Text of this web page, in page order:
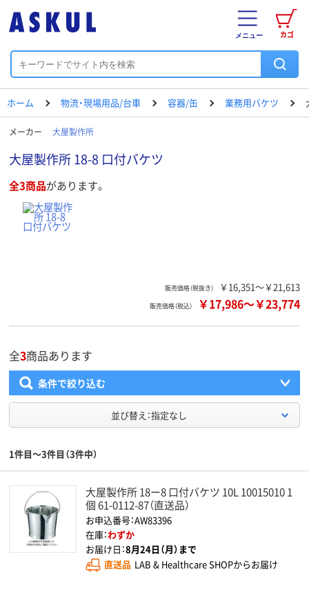
カゴ
メニュー
ホーム 物流・現場用品/台車 容器/缶 業務用バケツ
メーカー 大屋製作所
大屋製作所 18-8 口付バケツ
全3商品があります。
販売価格（税抜き） ￥16,351～￥21,613
販売価格（税込） ￥17,986～￥23,774
全3商品あります
条件で絞り込む
並び替え：指定なし
1件目～3件目（3件中）
大屋製作所 18ー8 口付バケツ 10L 10015010 1
個 61-0112-87（直送品）
お申込番号：AW83396
在庫：わずか
お届け日：8月24日（月）まで
直送品 LAB & Healthcare SHOPからお届け